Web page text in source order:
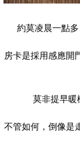
約莫凌晨一點
房卡是採用感應開
莫非提早暖
不管如何，倒像是